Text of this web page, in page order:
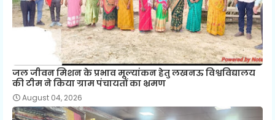
जल जीवन मिशन के प्रभाव मूल्यांकन हेतु लखनऊ विश्वविद्यालय
की टीम ने किया ग्राम पंचायतों का भ्रमण
August 04, 2026